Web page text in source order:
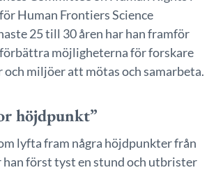
Human Frontiers Science
25 till 30 åren har han framför
möjligheterna för forskare
och miljöer att mötas och samarbeta.
höjdpunkt”
lyfta fram några höjdpunkter från
först tyst en stund och utbrister